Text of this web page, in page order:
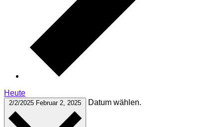
Heute
2/2/2025 Februar 2, 2025 Datum wählen.